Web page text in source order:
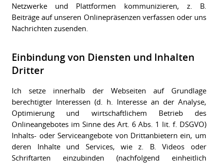
Netzwerke und Plattformen kommunizieren, z. B.
Beiträge auf unseren Onlinepräsenzen verfassen oder uns
Nachrichten zusenden.
Einbindung von Diensten und Inhalten
Dritter
Ich setze innerhalb der Webseiten auf Grundlage
berechtigter Interessen (d. h. Interesse an der Analyse,
Optimierung und wirtschaftlichem Betrieb des
Onlineangebotes im Sinne des Art. 6 Abs. 1 lit. f. DSGVO)
Inhalts- oder Serviceangebote von Drittanbietern ein, um
deren Inhalte und Services, wie z. B. Videos oder
Schriftarten einzubinden (nachfolgend einheitlich